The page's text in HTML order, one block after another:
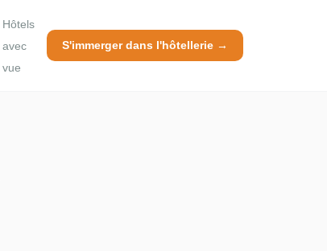
Hôtels
avec
vue
S'immerger dans l'hôtellerie →